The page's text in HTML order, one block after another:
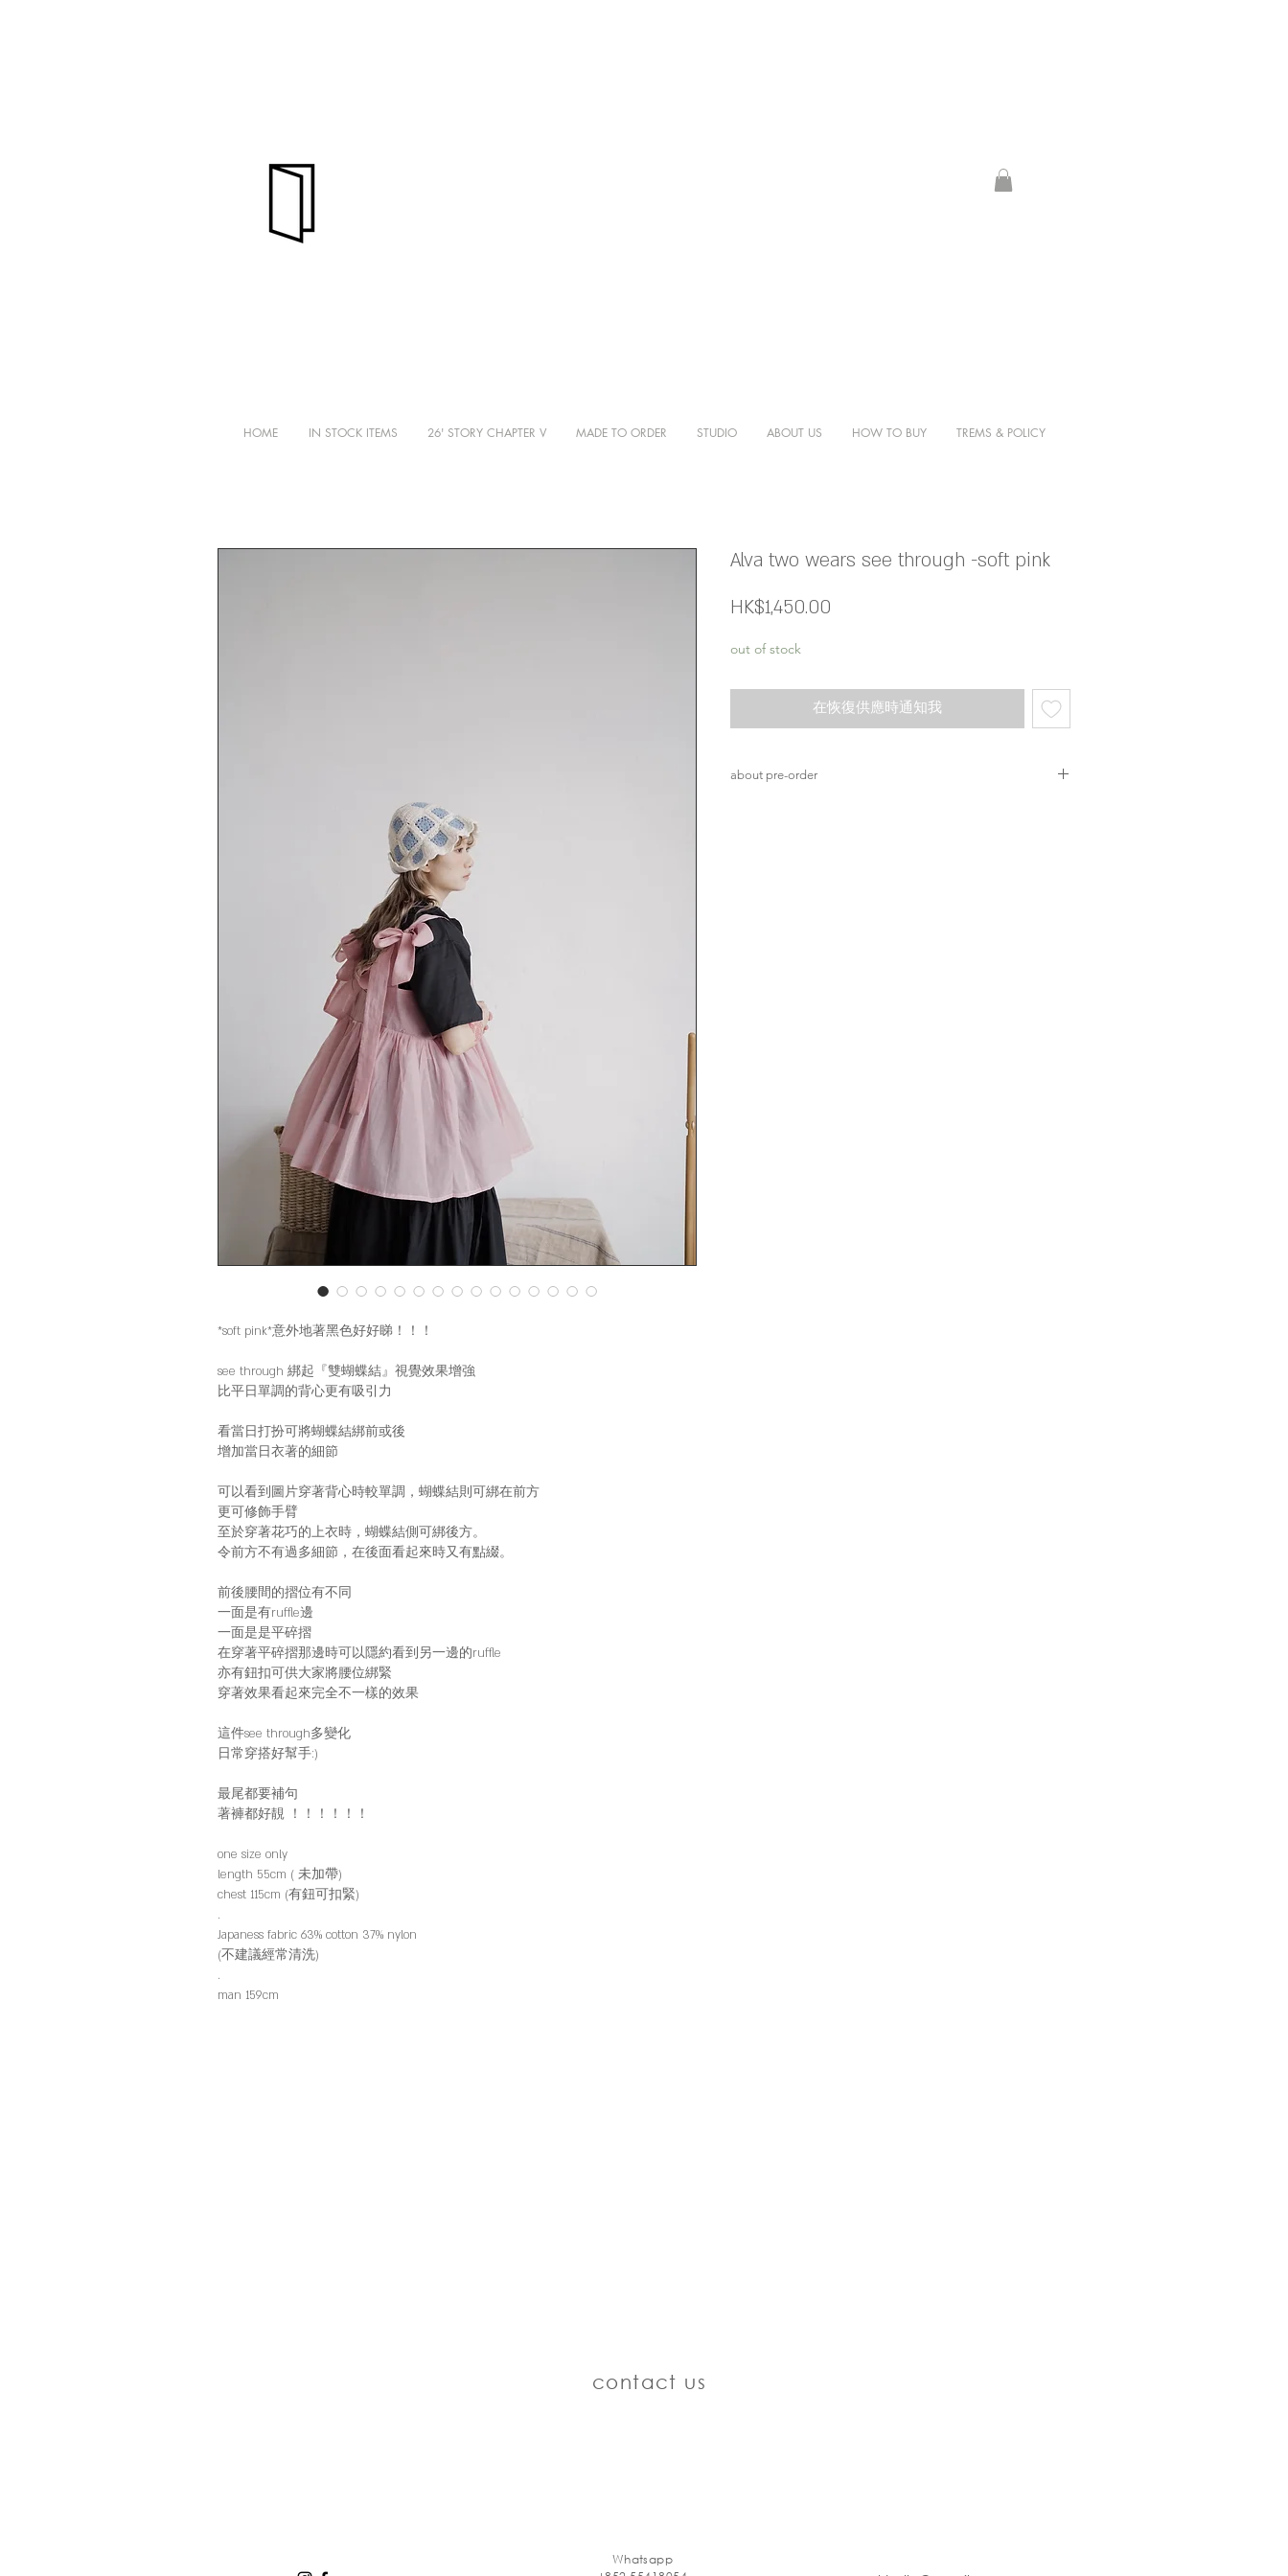
HOME IN STOCK ITEMS 26' STORY CHAPTER V MADE TO ORDER STUDIO ABOUT US HOW TO BUY TREMS & POLICY
*soft pink*意外地著黑色好好睇！！！
see through 綁起『雙蝴蝶結』視覺效果增強
比平日單調的背心更有吸引力
看當日打扮可將蝴蝶結綁前或後
增加當日衣著的細節
可以看到圖片穿著背心時較單調，蝴蝶結則可綁在前方
更可修飾手臂
至於穿著花巧的上衣時，蝴蝶結側可綁後方。
令前方不有過多細節，在後面看起來時又有點綴。
前後腰間的摺位有不同
一面是有ruffle邊
一面是是平碎摺
在穿著平碎摺那邊時可以隱約看到另一邊的ruffle
亦有鈕扣可供大家將腰位綁緊
穿著效果看起來完全不一樣的效果
這件see through多變化
日常穿搭好幫手:)
最尾都要補句
著褲都好靚 ！！！！！！
one size only
length 55cm ( 未加帶)
chest 115cm (有鈕可扣緊)
.
Japaness fabric 63% cotton 37% nylon
(不建議經常清洗)
.
man 159cm
Alva two wears see through -soft pink
HK$1,450.00
out of stock
在恢復供應時通知我
about pre-order
contact us
Whatsapp